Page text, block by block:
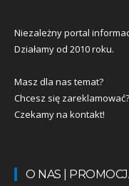
Niezależny portal
Działamy od 2010 roku.
Masz dla nas temat?
Chcesz się zareklamować?
Czekamy na kontakt!
O NAS |